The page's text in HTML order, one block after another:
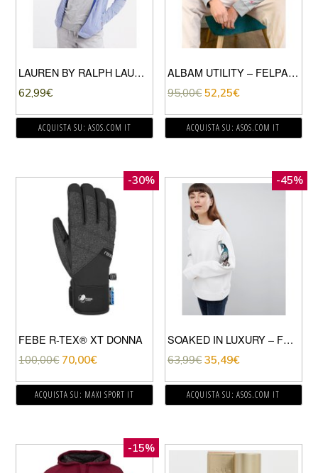
LAUREN BY RALPH LAUREN – FELPA DA CASA CON CAPPUCCIO E ZIP AZZURRA-BLU
62,99€
ACQUISTA SU: ASOS.COM IT
ALBAM UTILITY – FELPA CON MANICHE RAGLAN GRIGIA-GRIGIO
95,00€ 52,25€
ACQUISTA SU: ASOS.COM IT
-30%
FEBE R-TEX® XT DONNA
100,00€ 70,00€
ACQUISTA SU: MAXI SPORT IT
-45%
SOAKED IN LUXURY – FELPA CON PAVONI RICAMATI-BIANCO
63,99€ 35,49€
ACQUISTA SU: ASOS.COM IT
-15%